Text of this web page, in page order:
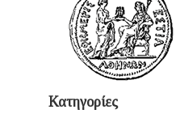
Κατηγορίες